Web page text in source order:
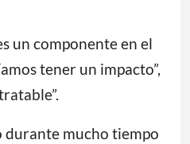
un componente en el
tener un impacto”,
durante mucho tiempo